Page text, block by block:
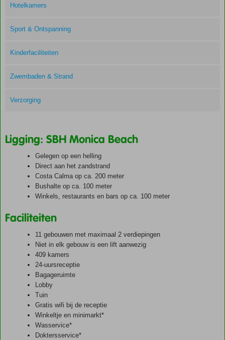
Hotelkamers
Sport & Ontspanning
Kinderfaciliteiten
Zwembaden & Strand
Verzorging
Ligging: SBH Monica Beach
Gelegen op een helling
Direct aan het zandstrand
Costa Calma op ca. 200 meter
Bushalte op ca. 100 meter
Winkels, restaurants en bars op ca. 100 meter
Faciliteiten
11 gebouwen met maximaal 2 verdiepingen
Niet in elk gebouw is een lift aanwezig
409 kamers
24-uursreceptie
Bagageruimte
Lobby
Tuin
Gratis wifi bij de receptie
Winkeltje en minimarkt*
Wasservice*
Doktersservice*